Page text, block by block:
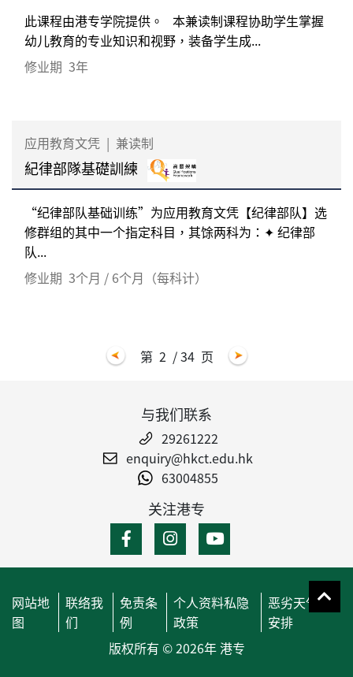
此课程由港专学院提供。 本兼读制课程协助学生掌握
幼儿教育的专业知识和视野，装备学生成...
修业期 3年
应用教育文凭 | 兼读制
紀律部隊基礎訓練
“纪律部队基础训练”为应用教育文凭【纪律部队】选
修群组的其中一个指定科目，其馀两科为：✦ 纪律部
队...
修业期 3个月 / 6个月（每科计）
第 2 / 34 页
与我们联系
29261222
enquiry@hkct.edu.hk
63004855
关注港专
网站地
图
联络我
们
免责条
例
个人资料私隐
政策
恶劣天气
安排
版权所有 © 2026年 港专